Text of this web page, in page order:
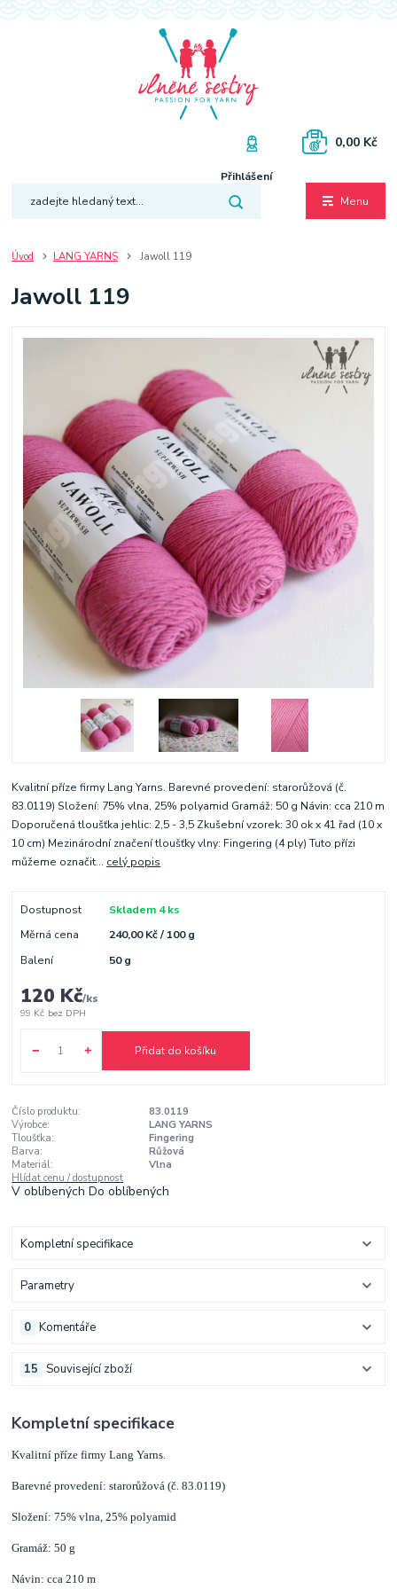
Menu
Přihlášení
0,00 Kč
Úvod LANG YARNS Jawoll 119
Jawoll 119
Kvalitní příze firmy Lang Yarns. Barevné provedení: starorůžová (č.
83.0119) Složení: 75% vlna, 25% polyamid Gramáž: 50 g Návin: cca 210 m
Doporučená tloušťka jehlic: 2,5 - 3,5 Zkušební vzorek: 30 ok x 41 řad (10 x
10 cm) Mezinárodní značení tloušťky vlny: Fingering (4 ply) Tuto přízi
můžeme označit... celý popis
Dostupnost
Skladem 4 ks
Měrná cena
240,00 Kč / 100 g
Balení
50 g
120 Kč/ks
99 Kč bez DPH
Přidat do košíku
Číslo produktu:
83.0119
Výrobce:
LANG YARNS
Tloušťka:
Fingering
Barva:
Růžová
Materiál:
Vlna
Hlídat cenu / dostupnost
V oblíbenýchDo oblíbených
Kompletní specifikace
Parametry
Komentáře
0
Související zboží
15
Kompletní specifikace
Kvalitní příze firmy Lang Yarns.
Barevné provedení: starorůžová (č. 83.0119)
Složení: 75% vlna, 25% polyamid
Gramáž: 50 g
Návin: cca 210 m